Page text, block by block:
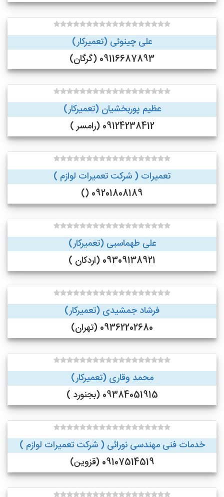
علی چینوئی (تعمیرکار)
09116687893 (گرگان)
عظیم پوربخشیان (تعمیرکار)
09124238412 (رامسر )
تعمیرات ( شرکت تعمیرات لوازم )
09201808189 ()
علی طهماسبی (تعمیرکار)
09309138921 (اردکان )
فرشاد جمشیدی (تعمیرکار)
09362202680 (تهران)
محمد وقاری (تعمیرکار)
09384051915 (بجنورد )
خدمات فنی مهندسی نورائی ( شرکت تعمیرات لوازم )
09107514519 (قزوین)